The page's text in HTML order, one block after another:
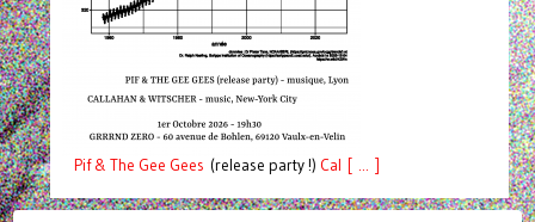
Pif& The Gee Gees (release party !) Cal [ ... ]